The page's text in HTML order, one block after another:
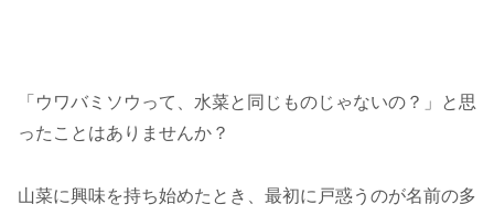
「ウワバミソウって、水菜と同じものじゃないの？」と思
ったことはありませんか？
山菜に興味を持ち始めたとき、最初に戸惑うのが名前の多